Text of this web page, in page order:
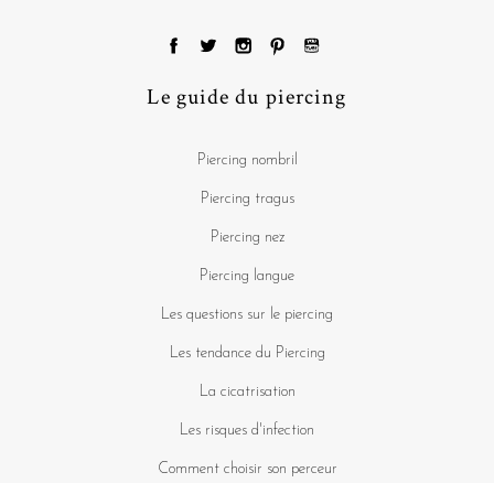
Le guide du piercing
Piercing nombril
Piercing tragus
Piercing nez
Piercing langue
Les questions sur le piercing
Les tendance du Piercing
La cicatrisation
Les risques d'infection
Comment choisir son perceur